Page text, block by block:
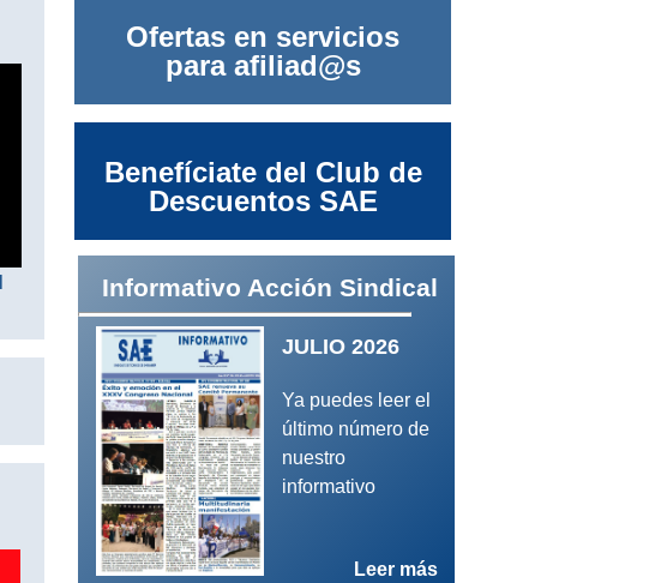
06/08/26 - Autonómica - OPE
Ofertas en servicios
para afiliad@s
Benefíciate del Club de
Descuentos SAE
Informativo Acción Sindical
JULIO 2026
Ya puedes leer el
último número de
nuestro
informativo
Leer más